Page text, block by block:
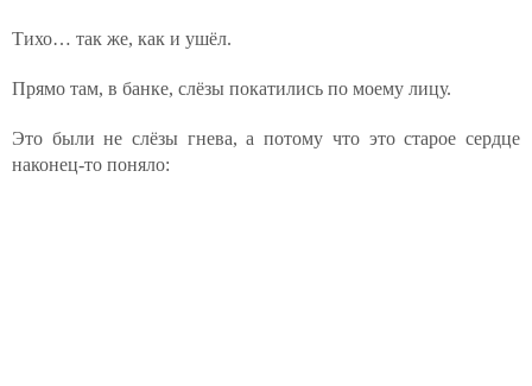
Тихо… так же, как и ушёл.
Прямо там, в банке, слёзы покатились по моему лицу.
Это были не слёзы гнева, а потому что это старое сердце
наконец-то поняло: